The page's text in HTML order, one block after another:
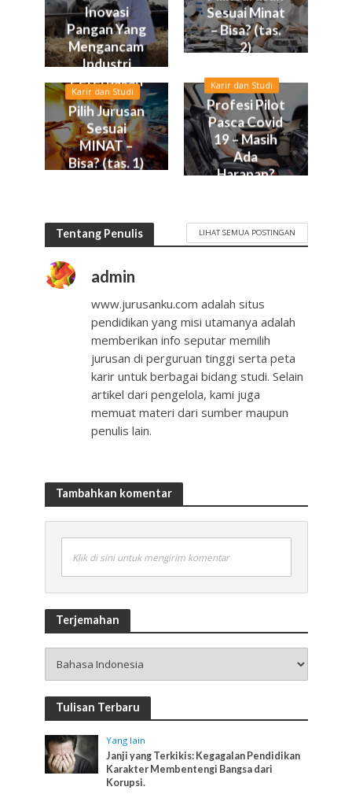
Inovasi
Pangan Yang
Mengancam
Industri
Peternakan
Sesuai Minat
– Bisa? (tas.
2)
Karir dan Studi
Pilih Jurusan
Sesuai
MINAT –
Bisa? (tas. 1)
Karir dan Studi
Profesi Pilot
Pasca Covid
19 – Masih
Ada
Harapan?
Tentang Penulis LIHAT SEMUA POSTINGAN
admin
www.jurusanku.com adalah situs
pendidikan yang misi utamanya adalah
memberikan info seputar memilih
jurusan di perguruan tinggi serta peta
karir untuk berbagai bidang studi. Selain
artikel dari pengelola, kami juga
memuat materi dari sumber maupun
penulis lain.
Tambahkan komentar
Klik di sini untuk mengirim komentar
Terjemahan
Tulisan Terbaru
Yang lain
Janji yang Terkikis: Kegagalan Pendidikan
Karakter Membentengi Bangsa dari
Korupsi.